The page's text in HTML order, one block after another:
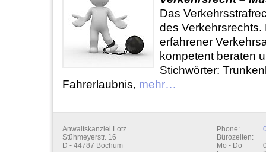
Das
des
erfahrener
kompetent beraten
Stichwörter:
Fahrerlaubnis, mehr…
Anwaltskanzlei Lotz
Stühmeyerstr. 16
D - 44787 Bochum
Phone:
Bürozeiten:
Mo - Do